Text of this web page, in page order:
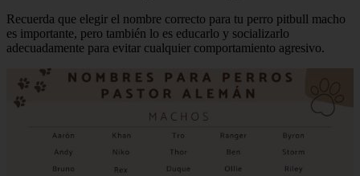
Recuerda que elegir el nombre correcto para tu perro pitbull macho
es importante, pero también lo es educarlo y socializarlo
adecuadamente para evitar cualquier comportamiento agresivo.